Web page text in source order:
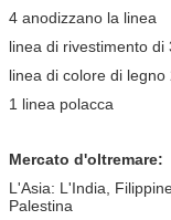
4 anodizzano la linea
linea di rivestimento di
linea di colore di legno
1 linea polacca
Mercato d'oltremare:
L'Asia: L'India,
Palestina